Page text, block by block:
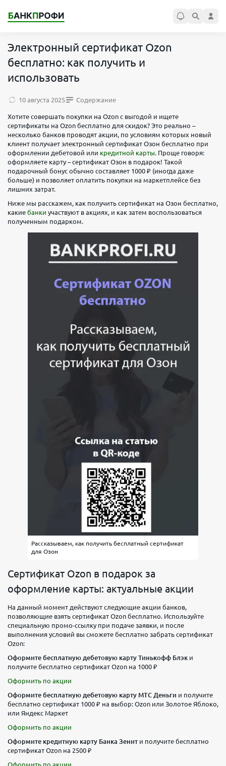
Электронный сертификат Ozon
бесплатно: как получить и
использовать
10 августа 2025 Содержание
Хотите совершать покупки на Ozon с выгодой и ищете
сертификаты на Ozon бесплатно для скидок? Это реально –
несколько банков проводят акции, по условиям которых новый
клиент получает электронный сертификат Озон бесплатно при
оформлении дебетовой или кредитной карты. Проще говоря:
оформляете карту – сертификат Озон в подарок! Такой
подарочный бонус обычно составляет 1000 ₽ (иногда даже
больше) и позволяет оплатить покупки на маркетплейсе без
лишних затрат.
Ниже мы расскажем, как получить сертификат на Озон бесплатно,
какие банки участвуют в акциях, и как затем воспользоваться
полученным подарком.
Рассказываем, как получить бесплатный сертификат
для Озон
Сертификат Ozon в подарок за
оформление карты: актуальные акции
На данный момент действуют следующие акции банков,
позволяющие взять сертификат Ozon бесплатно. Используйте
специальную промо-ссылку при подаче заявки, и после
выполнения условий вы сможете бесплатно забрать сертификат
Ozon:
Оформите бесплатную дебетовую карту Тинькофф Блэк и
получите бесплатно сертификат Ozon на 1000 ₽
Оформить по акции
Оформите бесплатную дебетовую карту МТС Деньги и получите
бесплатно сертификат 1000 ₽ на выбор: Ozon или Золотое Яблоко,
или Яндекс Маркет
Оформить по акции
Оформите кредитную карту Банка Зенити получите бесплатно
сертификат Ozon на 2500 ₽
Оформить по акции